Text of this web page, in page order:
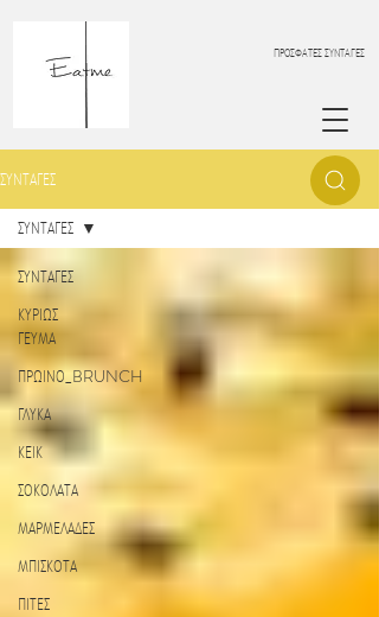
ΠΡΟΣΦΑΤΕΣ ΣΥΝΤΑΓΕΣ
ΣΥΝΤΑΓΕΣ
ΣΥΝΤΑΓΕΣ
ΚΥΡΙΩΣ
ΓΕΥΜΑ
ΠΡΩΙΝΟ_BRUNCH
ΓΛΥΚΑ
ΚΕΙΚ
ΣΟΚΟΛΑΤΑ
ΜΑΡΜΕΛΑΔΕΣ
ΜΠΙΣΚΟΤΑ
ΠΙΤΕΣ
ΣΥΝΤΑΓΕΣ